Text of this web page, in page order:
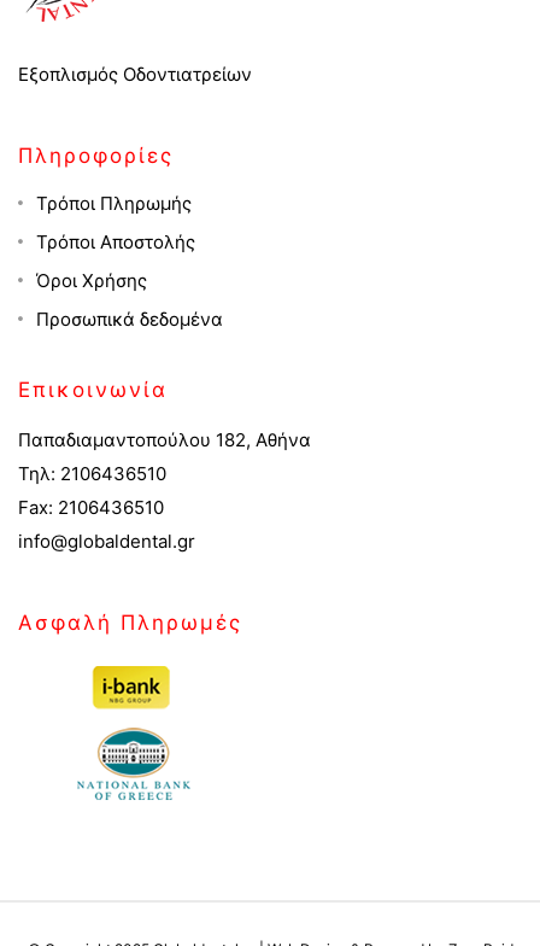
Εξοπλισμός Οδοντιατρείων
Πληροφορίες
Τρόποι Πληρωμής
Τρόποι Αποστολής
Όροι Χρήσης
Προσωπικά δεδομένα
Επικοινωνία
Παπαδιαμαντοπούλου 182, Αθήνα
Τηλ: 2106436510
Fax: 2106436510
info@globaldental.gr
Ασφαλή Πληρωμές